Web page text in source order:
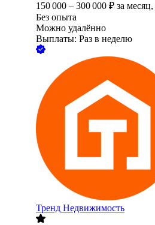
150 000 – 300 000 ₽ за месяц,
Без опыта
Можно удалённо
Выплаты: Раз в неделю
Тренд Недвижимость